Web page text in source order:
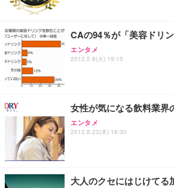
CAの94％が「美容ドリ
エンタメ
2012.5.8(火) 19:15
女性が気になる飲料業界
エンタメ
2012.8.23(木) 16:30
大人のクセにはじけて